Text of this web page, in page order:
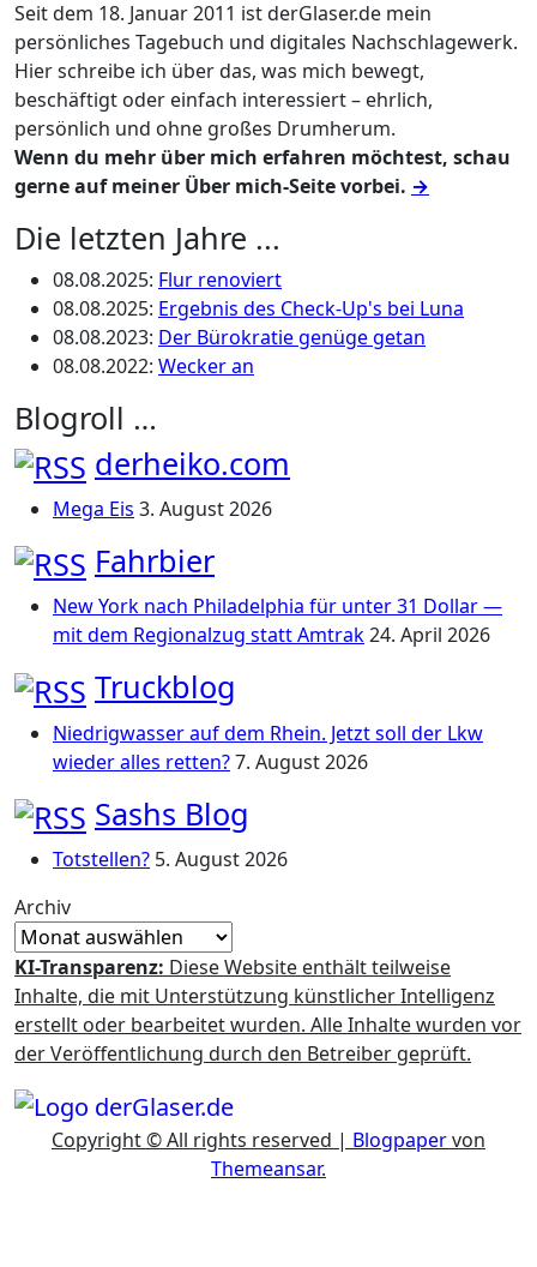
Seit dem 18. Januar 2011 ist derGlaser.de mein
persönliches Tagebuch und digitales Nachschlagewerk.
Hier schreibe ich über das, was mich bewegt,
beschäftigt oder einfach interessiert – ehrlich,
persönlich und ohne großes Drumherum.
Wenn du mehr über mich erfahren möchtest, schau
gerne auf meiner Über mich-Seite vorbei. →
Die letzten Jahre ...
08.08.2025: Flur renoviert
08.08.2025: Ergebnis des Check-Up's bei Luna
08.08.2023: Der Bürokratie genüge getan
08.08.2022: Wecker an
Blogroll …
derheiko.com
Mega Eis 3. August 2026
Fahrbier
New York nach Philadelphia für unter 31 Dollar —
mit dem Regionalzug statt Amtrak24. April 2026
Truckblog
Niedrigwasser auf dem Rhein. Jetzt soll der Lkw
wieder alles retten?7. August 2026
Sashs Blog
Totstellen? 5. August 2026
Archiv
KI-Transparenz: Diese Website enthält teilweise
Inhalte, die mit Unterstützung künstlicher Intelligenz
erstellt oder bearbeitet wurden. Alle Inhalte wurden vor
der Veröffentlichung durch den Betreiber geprüft.
Copyright © All rights reserved | Blogpapervon
Themeansar.